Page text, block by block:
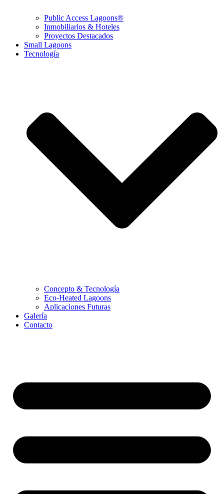
Public Access Lagoons®
Inmobiliarios & Hoteles
Proyectos Destacados
Small Lagoons
Tecnología
Concepto & Tecnología
Eco-Heated Lagoons
Aplicaciones Futuras
Galería
Contacto